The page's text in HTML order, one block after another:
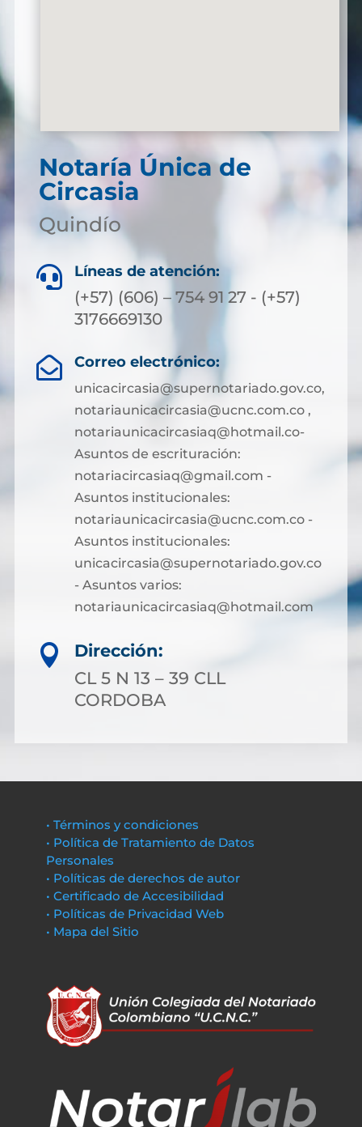
Notaría Única de
Circasia
Quindío
 Líneas de atención:
(+57) (606) – 754 91 27 - (+57)
3176669130
 Correo electrónico:
unicacircasia@supernotariado.gov.co,
notariaunicacircasia@ucnc.com.co ,
notariaunicacircasiaq@hotmail.co-
Asuntos de escrituración:
notariacircasiaq@gmail.com -
Asuntos institucionales:
notariaunicacircasia@ucnc.com.co -
Asuntos institucionales:
unicacircasia@supernotariado.gov.co
- Asuntos varios:
notariaunicacircasiaq@hotmail.com

Dirección:
CL 5 N 13 – 39 CLL
CORDOBA
• Términos y condiciones
• Política de Tratamiento de Datos
Personales
• Políticas de derechos de autor
• Certificado de Accesibilidad
• Políticas de Privacidad Web
• Mapa del Sitio